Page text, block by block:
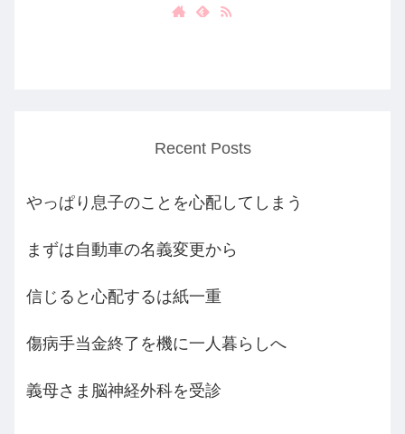
Recent Posts
やっぱり息子のことを心配してしまう
まずは自動車の名義変更から
信じると心配するは紙一重
傷病手当金終了を機に一人暮らしへ
義母さま脳神経外科を受診